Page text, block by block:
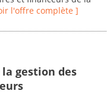
l'offre complète ]
la gestion des